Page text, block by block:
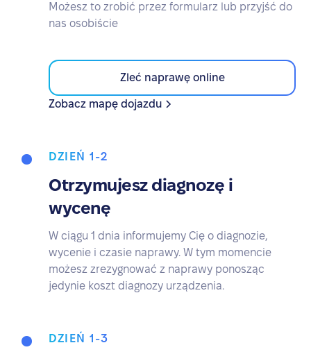
Możesz to zrobić przez formularz lub przyjść do
nas osobiście
Zleć naprawę online
Zobacz mapę dojazdu
DZIEŃ 1-2
Otrzymujesz diagnozę i
wycenę
W ciągu 1 dnia informujemy Cię o diagnozie,
wycenie i czasie naprawy. W tym momencie
możesz zrezygnować z naprawy ponosząc
jedynie koszt diagnozy urządzenia.
DZIEŃ 1-3